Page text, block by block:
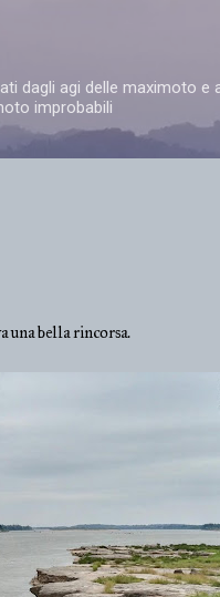
dagli agi delle maximoto
improbabili
una bella rincorsa.